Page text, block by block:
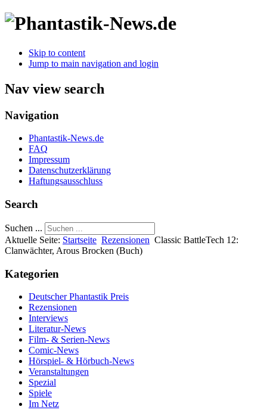
Skip to content
Jump to main navigation and login
Nav view search
Navigation
Phantastik-News.de
FAQ
Impressum
Datenschutzerklärung
Haftungsausschluss
Search
Suchen ...
Aktuelle Seite: Startseite Rezensionen Classic BattleTech 12:
Clanwächter, Arous Brocken (Buch)
Kategorien
Deutscher Phantastik Preis
Rezensionen
Interviews
Literatur-News
Film- & Serien-News
Comic-News
Hörspiel- & Hörbuch-News
Veranstaltungen
Spezial
Spiele
Im Netz